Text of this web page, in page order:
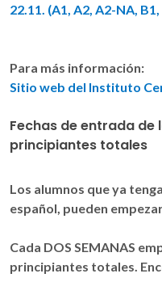
22.11. (A1, A2, A2-NA, B1,
Para más información:
Sitio web del Instituto
Fechas de entrada de
principiantes totales
Los alumnos que ya
español, pueden
Cada DOS SEMANAS
principiantes totales.